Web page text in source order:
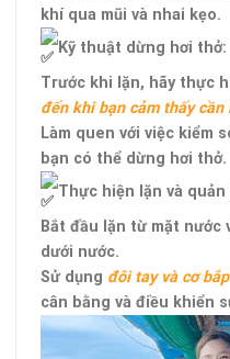
khí qua mũi và nhai kẹo.
Kỹ thuật dừng hơi thở:
Trước khi lặn, hãy thực
đến khi bạn cảm thấy cần
Làm quen với việc kiểm
bạn có thể dừng hơi thở.
Thực hiện lặn và
Bắt đầu lặn từ mặt nước
dưới nước.
Sử dụng đôi tay và cơ
cân bằng và điều khiển